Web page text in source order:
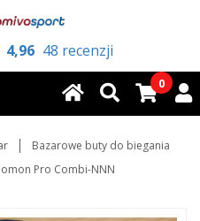
4,96 48 recenzji
0
Bazarowe buty do biegania
Pro Combi-NNN